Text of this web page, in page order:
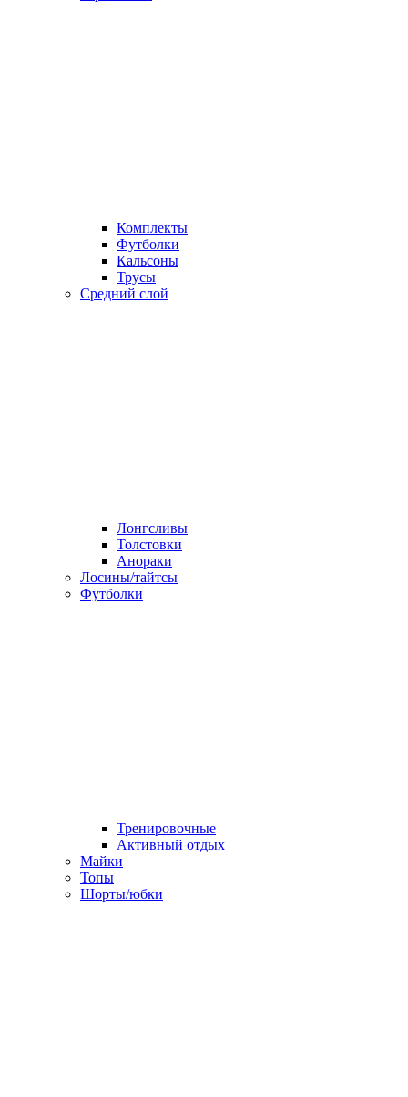
Комплекты
Футболки
Кальсоны
Трусы
Средний слой
Лонгсливы
Толстовки
Анораки
Лосины/тайтсы
Футболки
Тренировочные
Активный отдых
Майки
Топы
Шорты/юбки